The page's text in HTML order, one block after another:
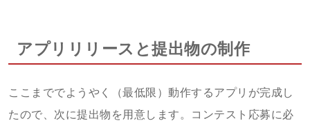
アプリリリースと提出物の制作
ここまででようやく（最低限）動作するアプリが完成し
たので、次に提出物を用意します。コンテスト応募に必